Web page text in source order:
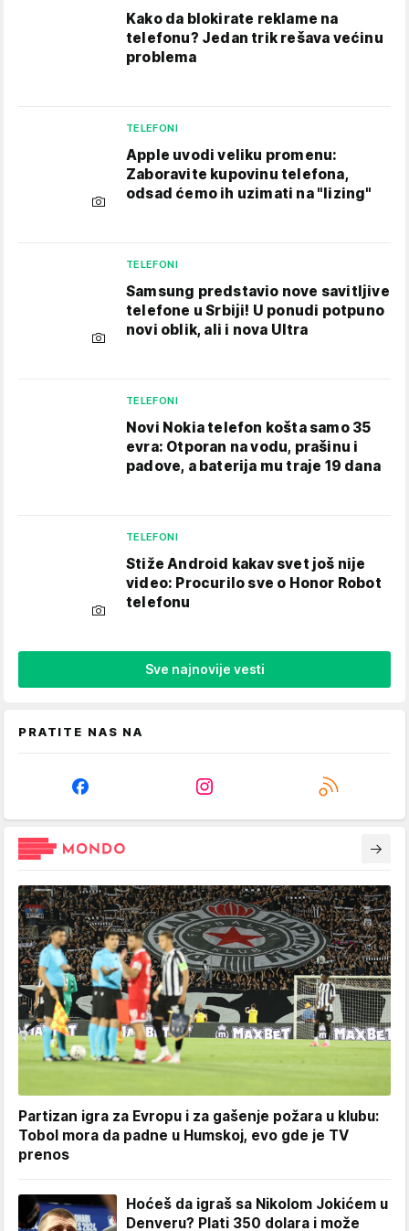
Kako da blokirate reklame na
telefonu​? Jedan trik rešava većinu
problema
TELEFONI
Apple uvodi veliku promenu:
Zaboravite kupovinu telefona,
odsad ćemo ih uzimati na "lizing"
TELEFONI
Samsung predstavio nove savitljive
telefone u Srbiji! U ponudi potpuno
novi oblik, ali i nova Ultra
TELEFONI
Novi Nokia telefon košta samo 35
evra: Otporan na vodu, prašinu i
padove, a baterija mu traje 19 dana
TELEFONI
Stiže Android kakav svet još nije
video: Procurilo sve o Honor Robot
telefonu
Sve najnovije vesti
PRATITE NAS NA
Partizan igra za Evropu i za gašenje požara u klubu:
Tobol mora da padne u Humskoj, evo gde je TV
prenos
Hoćeš da igraš sa Nikolom Jokićem u
Denveru? Plati 350 dolara i može